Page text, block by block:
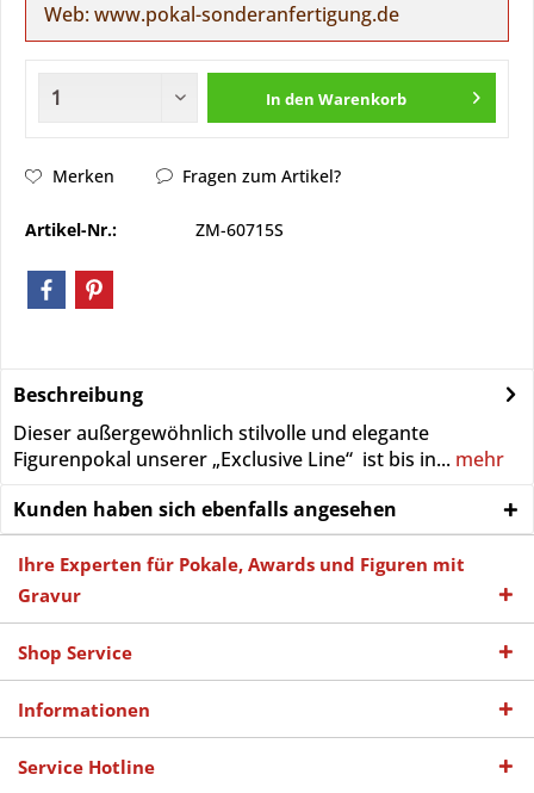
Web:www.pokal-sonderanfertigung.de
In den Warenkorb
Merken Fragen zum Artikel?
Artikel-Nr.: ZM-60715S
Beschreibung
Dieser außergewöhnlich stilvolle und elegante
Figurenpokal unserer „Exclusive Line“ ist bis in... mehr
Kunden haben sich ebenfalls angesehen
Ihre Experten für Pokale, Awards und Figuren mit
Gravur
Shop Service
Informationen
Service Hotline